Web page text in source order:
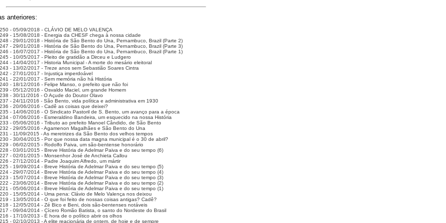
anteriores:
- 05/09/2018 - CLÁVIO DE MELO VALENÇA
- 15/08/2018 - Energia da CHESF chega à nossa cidade
- 29/01/2018 - História de São Bento do Una, Pernambuco, Brazil (Parte 2)
- 29/01/2018 - História de São Bento do Una, Pernambuco, Brazil (Parte 3)
- 16/07/2017 - História de São Bento do Una, Pernambuco, Brazil (Parte 1)
- 10/05/2017 - Pleito de gratidão a Dirceu e Ludgero
- 14/04/2017 - Historia Municipal - A morte do mesário eleitoral
- 13/02/2017 - Treze anos sem Sebastião Soares Cintra
- 27/01/2017 - Injustiça imperdoável
- 22/01/2017 - Sem memória não há História
- 18/12/2016 - Felipe Manso, o prefeito que não foi
- 05/12/2016 - Osvaldo Maciel, um grande Homem
- 30/11/2016 - O Açude do Doutor Olavo
- 24/11/2016 - São Bento, vida política e administrativa em 1930
- 20/06/2016 - Cadê as coisas que deixei?
- 14/06/2016 - O Sindicato Pastoril de S. Bento, um avanço para a época
- 07/06/2016 - Esmeraldino Bandeira, um esquecido na nossa História
- 05/06/2016 - Tributo ao prefeito Manoel Cândido, de São Bento
- 29/05/2016 - Agamenon Magalhães e São Bento do Una
- 11/09/2015 - As meretrizes da São Bento dos velhos tempos
- 30/04/2015 - Por que nossa data magna municipal é o 30 de abril?
- 06/02/2015 - Rodolfo Paiva, um são-bentense honorário
- 03/01/2015 - Breve História de Adelmar Paiva e do seu tempo (6)
- 02/01/2015 - Monsenhor José de Anchieta Callou
- 27/12/2014 - Padre Joaquim Alfredo, um mártir
- 19/09/2014 - Breve História de Adelmar Paiva e do seu tempo (5)
- 29/07/2014 - Breve História de Adelmar Paiva e do seu tempo (4)
- 15/07/2014 - Breve História de Adelmar Paiva e do seu tempo (3)
- 23/06/2014 - Breve História de Adelmar Paiva e do seu tempo (2)
- 05/06/2014 - Breve História de Adelmar Paiva e do seu tempo (1)
- 15/05/2014 - Uma pena: Clávio de Melo Valença nos deixou
- 13/05/2014 - O que foi feito de nossas coisas antigas? Cadê?
- 12/05/2014 - Zé Bico e Beni, dois são-bentenses notáveis
- 09/04/2014 - Cícero Romão Batista, o santo do Nordeste do Brasil
- 17/10/2013 - É hora de o político abrir os olhos
- 02/10/2013 - A elite reacionária de ontem, de hoje e de sempre